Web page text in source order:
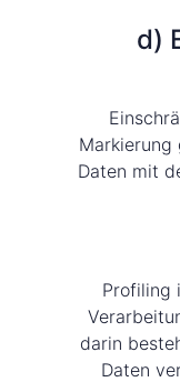
d)
Markierung
Daten mit
Profiling
darin
Daten